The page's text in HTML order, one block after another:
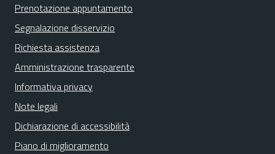
Prenotazione appuntamento
Segnalazione disservizio
Richiesta assistenza
Amministrazione trasparente
Informativa privacy
Note legali
Dichiarazione di accessibilità
Piano di miglioramento